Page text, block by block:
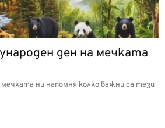
ден на мечката
ни напомня колко важни са тези